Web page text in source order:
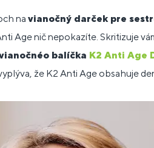
na vianočný darček pre
Age nič nepokazíte. Skritizuje
balíčka K2 Anti Age
že K2 Anti Age obsahuje